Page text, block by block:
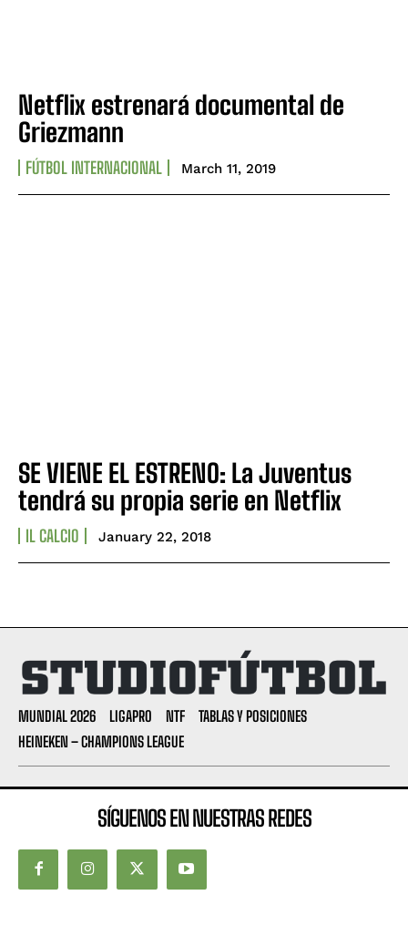
Netflix estrenará documental de
Griezmann
FÚTBOL INTERNACIONAL March 11, 2019
SE VIENE EL ESTRENO: La Juventus
tendrá su propia serie en Netflix
IL CALCIO January 22, 2018
MUNDIAL 2026 LIGAPRO NTF
TABLAS Y POSICIONES
HEINEKEN – CHAMPIONS LEAGUE
SÍGUENOS EN NUESTRAS REDES